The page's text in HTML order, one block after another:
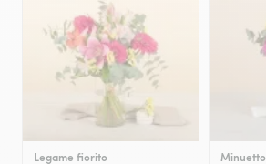
Legame fiorito Minuetto